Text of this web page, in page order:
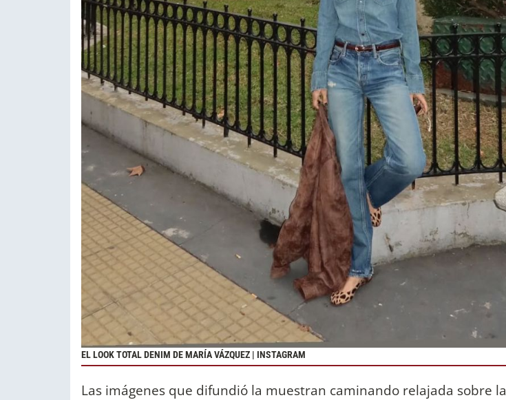
EL LOOK TOTAL DENIM DE MARÍA VÁZQUEZ | INSTAGRAM
Las imágenes que difundió la muestran caminando relajada sobre